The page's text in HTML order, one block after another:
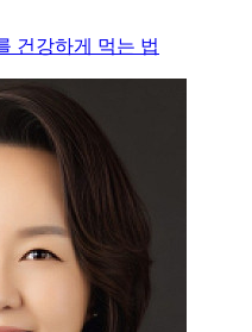
건강하게 먹는 법